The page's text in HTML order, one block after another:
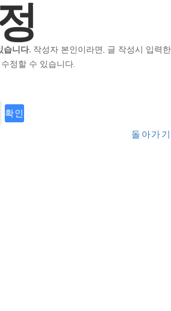
습니다. 작성자 본인이라면, 글 작성시 입력한
정할 수 있습니다.
돌아가기